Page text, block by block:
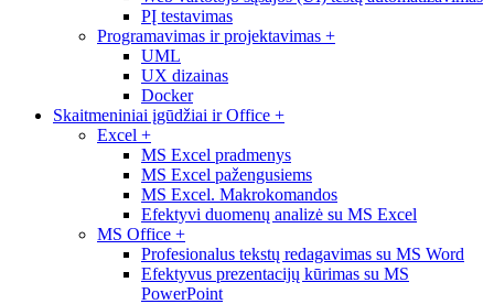
PĮ testavimas
Programavimas ir projektavimas +
UML
UX dizainas
Docker
Skaitmeniniai įgūdžiai ir Office +
Excel +
MS Excel pradmenys
MS Excel pažengusiems
MS Excel. Makrokomandos
Efektyvi duomenų analizė su MS Excel
MS Office +
Profesionalus tekstų redagavimas su MS Word
Efektyvus prezentacijų kūrimas su MS
PowerPoint